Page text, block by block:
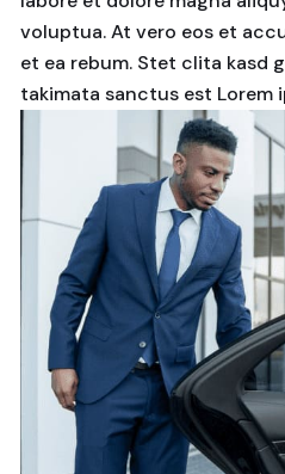
voluptua. At vero eos et
et ea rebum. Stet clita kasd
takimata sanctus est Lorem